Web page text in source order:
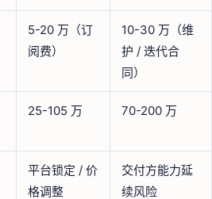
5-20 万（订
阅费）
10-30 万（维
护 / 迭代合
同）
25-105 万 70-200 万
平台锁定 / 价
格调整
交付方能力延
续风险